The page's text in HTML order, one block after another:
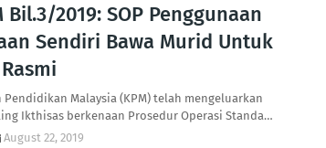
Bil.3/2019: SOP Penggunaan
Sendiri Bawa Murid Untuk
Pendidikan Malaysia (KPM) telah mengeluarkan
Ikthisas berkenaan Prosedur Operasi Standa…
August 22, 2019